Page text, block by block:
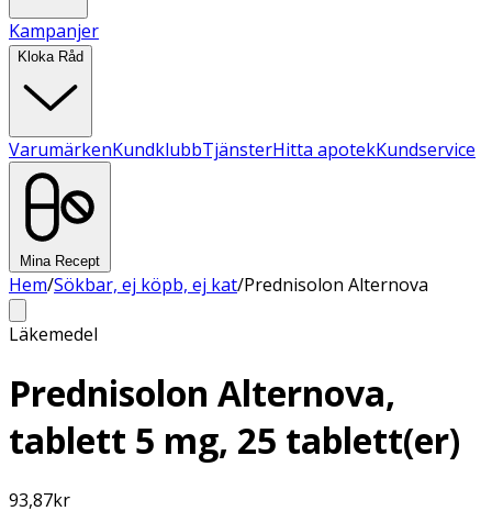
Kampanjer
Kloka Råd
VarumärkenKundklubbTjänsterHitta apotekKundservice
Mina Recept
Hem/Sökbar, ej köpb, ej kat/Prednisolon Alternova
Läkemedel
Prednisolon Alternova,
tablett 5 mg, 25 tablett(er)
93,87kr